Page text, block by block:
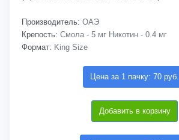
Производитель: ОАЭ
Крепость: Смола - 5 мг Никотин - 0.4 мг
Формат: King Size
Цена за 1 пачку: 70 руб.
Добавить в корзину